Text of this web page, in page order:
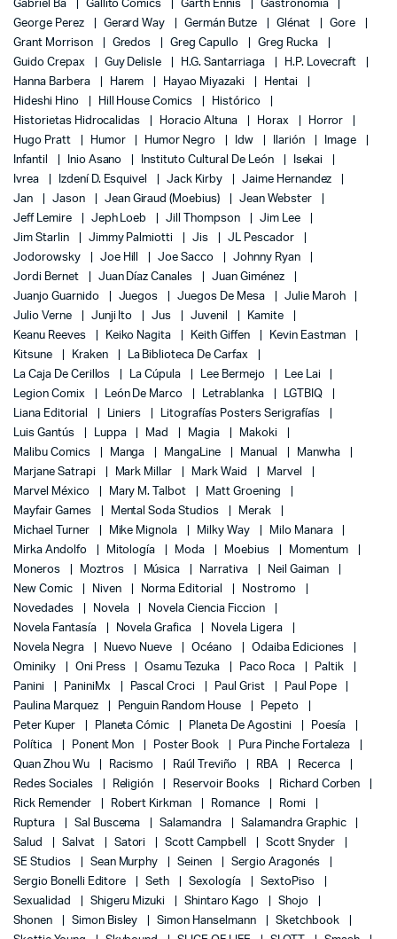
Gabriel Bá
Gallito Comics Garth Ennis
Gastronomía
George Perez
Gerard Way Germán Butze Glénat
Gore
Grant Morrison
Gredos Greg Capullo
Greg Rucka
Guido Crepax
Guy Delisle H.G. Santarriaga
H.P. Lovecraft
Hanna Barbera
Harem Hayao Miyazaki
Hentai
Hideshi Hino
Hill House Comics
Histórico
Historietas Hidrocalidas
Horacio Altuna Horax
Horror
Hugo Pratt
Humor Humor Negro Idw Ilarión
Image
Infantil
Inio Asano Instituto Cultural De León
Isekai
Ivrea
Izdení D. Esquivel Jack Kirby
Jaime Hernandez
Jan
Jason Jean Giraud (Moebius)
Jean Webster
Jeff Lemire
Jeph Loeb Jill Thompson
Jim Lee
Jim Starlin
Jimmy Palmiotti Jis
JL Pescador
Jodorowsky
Joe Hill Joe Sacco
Johnny Ryan
Jordi Bernet
Juan Díaz Canales
Juan Giménez
Juanjo Guarnido
Juegos Juegos De Mesa
Julie Maroh
Julio Verne
Junji Ito Jus Juvenil
Kamite
Keanu Reeves
Keiko Nagita Keith Giffen
Kevin Eastman
Kitsune
Kraken
La Biblioteca De Carfax
La Caja De Cerillos
La Cúpula Lee Bermejo
Lee Lai
Legion Comix
León De Marco Letrablanka
LGTBIQ
Liana Editorial
Liniers
Litografías Posters Serigrafías
Luis Gantús
Luppa Mad Magia
Makoki
Malibu Comics
Manga MangaLine Manual
Manwha
Marjane Satrapi
Mark Millar Mark Waid
Marvel
Marvel México
Mary M. Talbot
Matt Groening
Mayfair Games
Mental Soda Studios
Merak
Michael Turner
Mike Mignola Milky Way
Milo Manara
Mirka Andolfo
Mitología Moda Moebius
Momentum
Moneros
Moztros Música Narrativa
Neil Gaiman
New Comic
Niven Norma Editorial
Nostromo
Novedades
Novela
Novela Ciencia Ficcion
Novela Fantasía
Novela Grafica
Novela Ligera
Novela Negra
Nuevo Nueve Océano
Odaiba Ediciones
Ominiky
Oni Press Osamu Tezuka Paco Roca
Paltik
Panini
PaniniMx Pascal Croci Paul Grist
Paul Pope
Paulina Marquez
Penguin Random House
Pepeto
Peter Kuper
Planeta Cómic Planeta De Agostini
Poesía
Política
Ponent Mon Poster Book
Pura Pinche Fortaleza
Quan Zhou Wu
Racismo Raúl Treviño RBA
Recerca
Redes Sociales
Religión Reservoir Books
Richard Corben
Rick Remender
Robert Kirkman Romance
Romi
Ruptura
Sal Buscema Salamandra
Salamandra Graphic
Salud
Salvat Satori Scott Campbell
Scott Snyder
SE Studios
Sean Murphy Seinen
Sergio Aragonés
Sergio Bonelli Editore
Seth Sexología
SextoPiso
Sexualidad
Shigeru Mizuki Shintaro Kago
Shojo
Shonen
Simon Bisley Simon Hanselmann
Sketchbook